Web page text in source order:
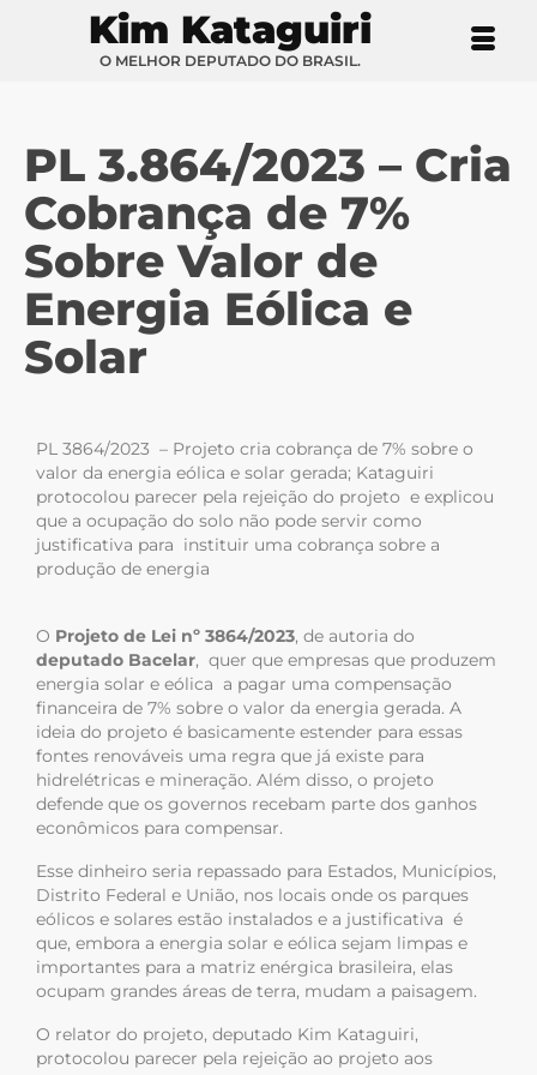
Kim Kataguiri
O MELHOR DEPUTADO DO BRASIL.
PL 3.864/2023 – Cria
Cobrança de 7%
Sobre Valor de
Energia Eólica e
Solar
PL 3864/2023 – Projeto cria cobrança de 7% sobre o
valor da energia eólica e solar gerada; Kataguiri
protocolou parecer pela rejeição do projeto e explicou
que a ocupação do solo não pode servir como
justificativa para instituir uma cobrança sobre a
produção de energia
O Projeto de Lei nº 3864/2023, de autoria do
deputado Bacelar, quer que empresas que produzem
energia solar e eólica a pagar uma compensação
financeira de 7% sobre o valor da energia gerada. A
ideia do projeto é basicamente estender para essas
fontes renováveis uma regra que já existe para
hidrelétricas e mineração. Além disso, o projeto
defende que os governos recebam parte dos ganhos
econômicos para compensar.
Esse dinheiro seria repassado para Estados, Municípios,
Distrito Federal e União, nos locais onde os parques
eólicos e solares estão instalados e a justificativa é
que, embora a energia solar e eólica sejam limpas e
importantes para a matriz enérgica brasileira, elas
ocupam grandes áreas de terra, mudam a paisagem.
O relator do projeto, deputado Kim Kataguiri,
protocolou parecer pela rejeição ao projeto aos